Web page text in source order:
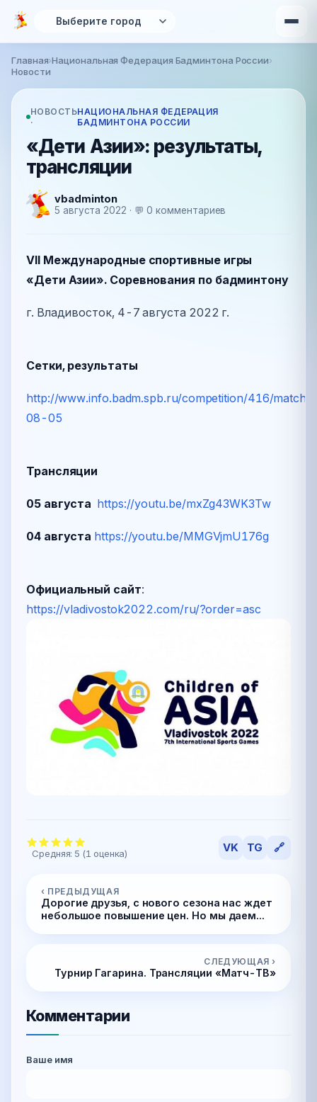
Перейти к основному содержанию
Вы здесь
Главная›Национальная Федерация Бадминтона России›
Новости
НОВОСТЬ
·
НАЦИОНАЛЬНАЯ ФЕДЕРАЦИЯ
БАДМИНТОНА РОССИИ
«Дети Азии»: результаты,
трансляции
vbadminton
5 августа 2022 · 💬 0 комментариев
VII Международные спортивные игры
«Дети Азии». Соревнования по бадминтону
г. Владивосток, 4-7 августа 2022 г.
Сетки, результаты
http://www.info.badm.spb.ru/competition/416/
08-05
Трансляции
05 августа https://youtu.be/mxZg43WK3Tw
04 августа https://youtu.be/MMGVjmU176g
Официальный сайт:
https://vladivostok2022.com/ru/?order=asc
Средняя: 5 (1 оценка) VK TG 🔗
‹ ПРЕДЫДУЩАЯ
Дорогие друзья, с нового сезона нас ждет
небольшое повышение цен. Но мы даем...
СЛЕДУЮЩАЯ ›
Турнир Гагарина. Трансляции «Матч-ТВ»
Комментарии
Ваше имя